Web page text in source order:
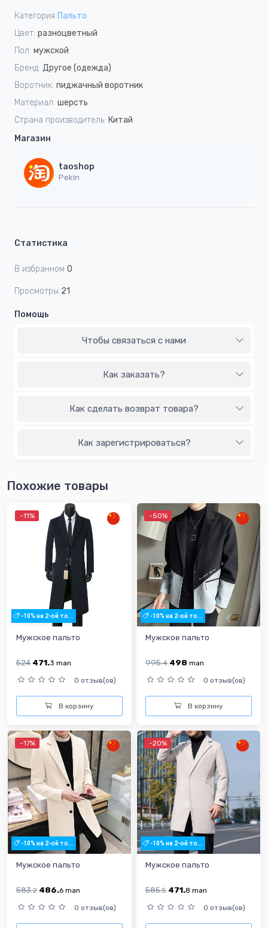
Категория Пальто
Цвет: разноцветный
Пол: мужской
Бренд: Другое (одежда)
Воротник: пиджачный воротник
Материал: шерсть
Страна производитель: Китай
Магазин
taoshop
Pekin
Статистика
В избранном 0
Просмотры 21
Помощь
Чтобы связаться с нами
Как заказать?
Как сделать возврат товара?
Как зарегистрироваться?
Похожие товары
-11%
-10% на 2-ой то...
Мужское пальто
524 471.3 man
0 отзыв(ов)
В корзину
-50%
-10% на 2-ой то...
Мужское пальто
995.4 498 man
0 отзыв(ов)
В корзину
-17%
-10% на 2-ой то...
Мужское пальто
583.2 486.6 man
0 отзыв(ов)
-20%
-10% на 2-ой то...
Мужское пальто
585.5 471.8 man
0 отзыв(ов)